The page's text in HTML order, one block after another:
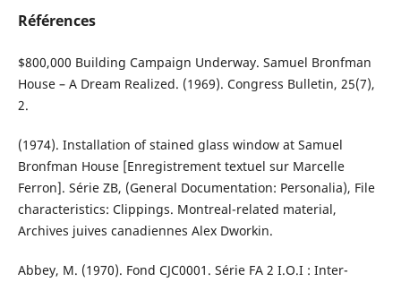
Références
$800,000 Building Campaign Underway. Samuel Bronfman
House – A Dream Realized. (1969). Congress Bulletin, 25(7),
2.
(1974). Installation of stained glass window at Samuel
Bronfman House [Enregistrement textuel sur Marcelle
Ferron]. Série ZB, (General Documentation: Personalia), File
characteristics: Clippings. Montreal-related material,
Archives juives canadiennes Alex Dworkin.
Abbey, M. (1970). Fond CJC0001. Série FA 2 I.O.I : Inter-